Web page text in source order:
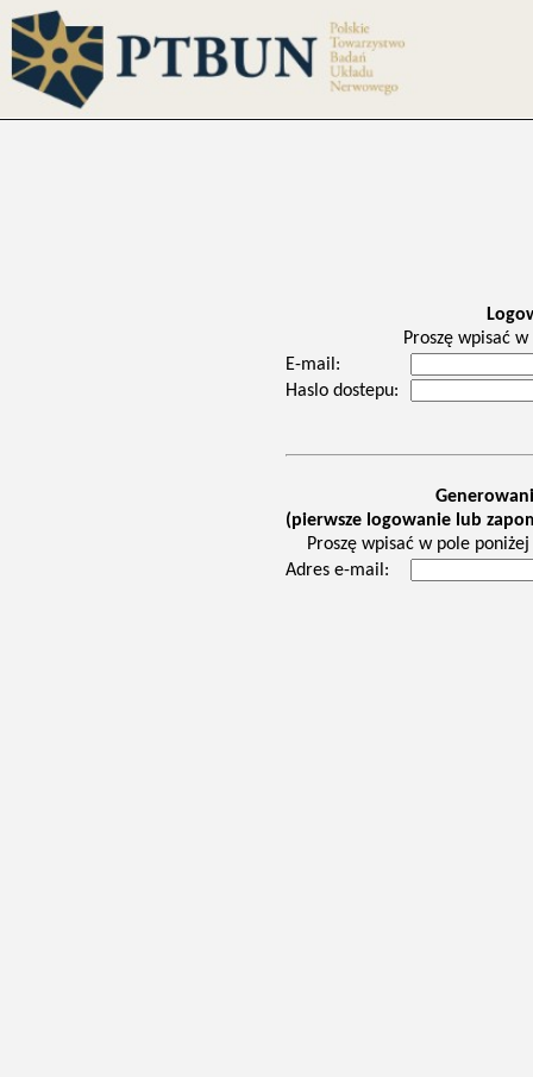
Proszę wpisać
E-mail:
Haslo dostepu:
(pierwsze logowanie lub
Proszę wpisać w pole
Adres e-mail: